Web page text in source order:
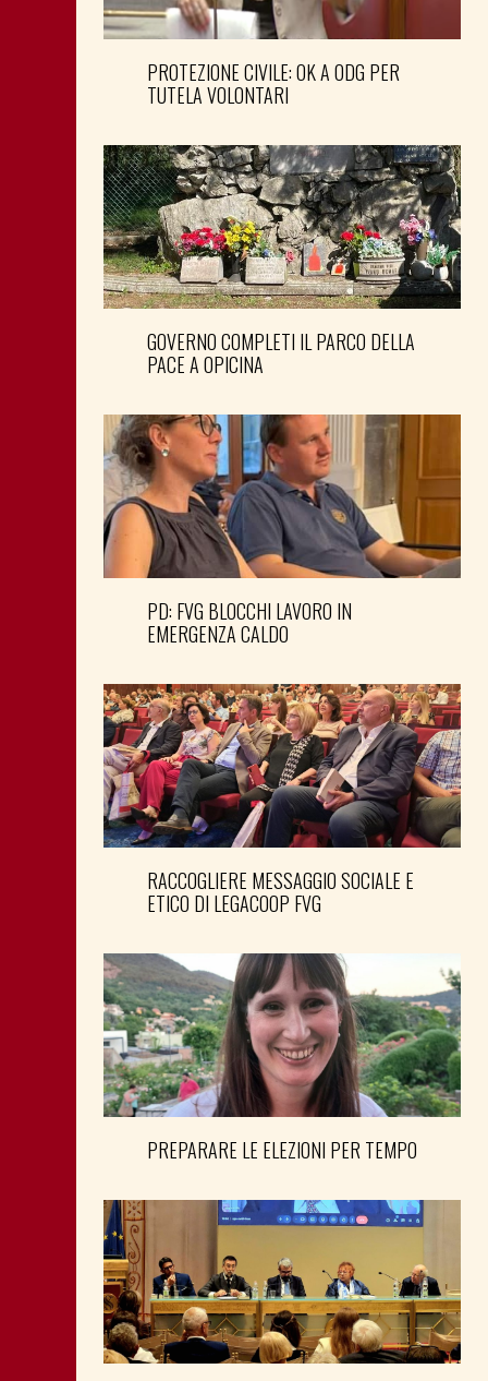
PROTEZIONE CIVILE: OK A ODG PER
TUTELA VOLONTARI
GOVERNO COMPLETI IL PARCO DELLA
PACE A OPICINA
PD: FVG BLOCCHI LAVORO IN
EMERGENZA CALDO
RACCOGLIERE MESSAGGIO SOCIALE E
ETICO DI LEGACOOP FVG
PREPARARE LE ELEZIONI PER TEMPO